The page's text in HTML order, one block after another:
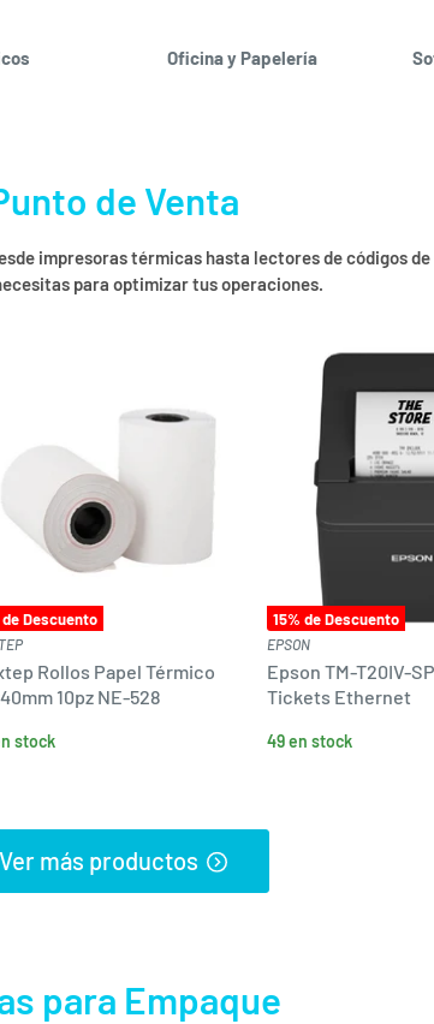
Oficina y Papelería
de Venta
impresoras térmicas hasta lectores de códigos
para optimizar tus operaciones.
Descuento
Rollos Papel Térmico
10pz NE-528
stock
15% de Descuento
EPSON
Epson TM-T20IV-
Tickets Ethernet
49 en stock
Ver más productos
para Empaque